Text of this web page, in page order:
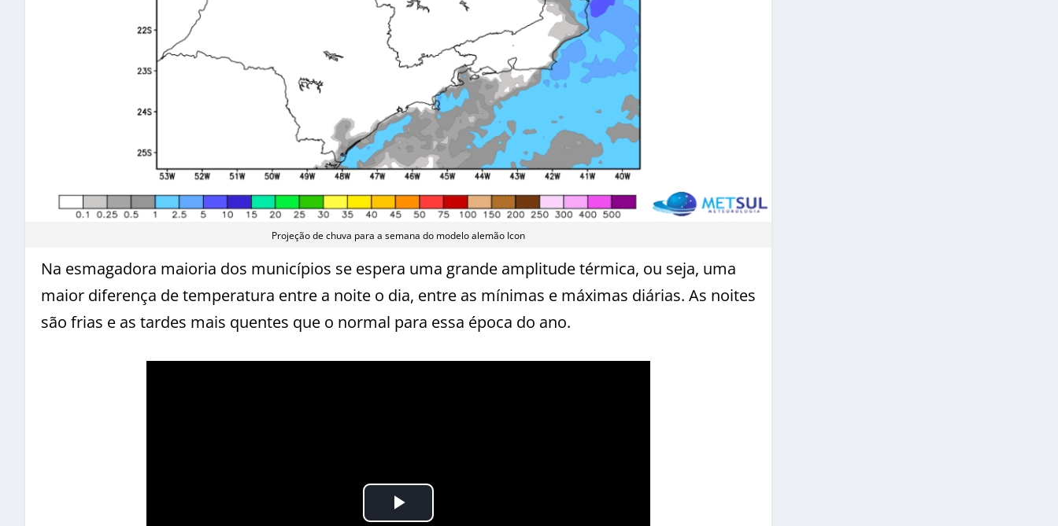
Projeção de chuva para a semana do modelo alemão Icon
Na esmagadora maioria dos municípios se espera uma grande amplitude térmica, ou seja, uma
maior diferença de temperatura entre a noite o dia, entre as mínimas e máximas diárias. As noites
são frias e as tardes mais quentes que o normal para essa época do ano.